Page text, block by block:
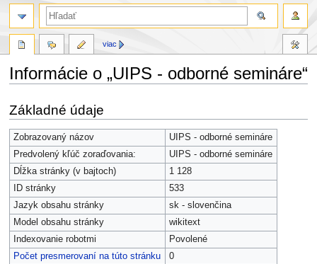
Informácie o „UIPS - odborné semináre“
na
navigaci
na
vyhledávání
Základné údaje
Zobrazovaný názov
UIPS - odborné semináre
Predvolený kľúč zoraďovania:
UIPS - odborné semináre
Dĺžka stránky (v bajtoch)
1 128
ID stránky
533
Jazyk obsahu stránky
sk - slovenčina
Model obsahu stránky
wikitext
Indexovanie robotmi
Povolené
Počet presmerovaní na túto stránku
0
viac